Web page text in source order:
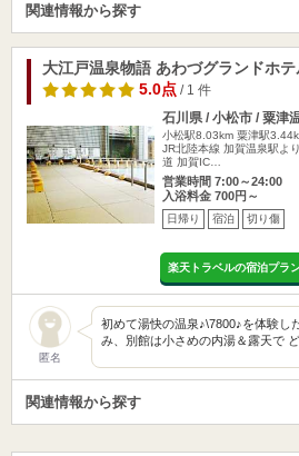
関連情報から探す
大江戸温泉物語 あわづグランドホテ
5.0点/ 1 件
石川県 / 小松市 / 粟津
小松駅8.03km 粟津駅
JR北陸本線 加賀温泉駅よ
道 加賀IC…
営業時間 7:00～24:00
入浴料金 700円～
日帰り 宿泊 切り傷
楽天トラベルの宿泊プラ
匿名
初めて湯快の温泉♪\7800♪を体験し
み、別館は小さめの内湯＆露天で
関連情報から探す